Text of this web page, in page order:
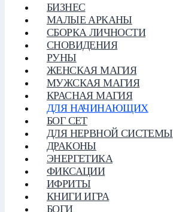
БИЗНЕС
МАЛЫЕ АРКАНЫ
СБОРКА ЛИЧНОСТИ
СНОВИДЕНИЯ
РУНЫ
ЖЕНСКАЯ МАГИЯ
МУЖСКАЯ МАГИЯ
КРАСНАЯ МАГИЯ
ДЛЯ НАЧИНАЮЩИХ
БОГ СЕТ
ДЛЯ НЕРВНОЙ СИСТЕМЫ
ДРАКОНЫ
ЭНЕРГЕТИКА
ФИКСАЦИИ
ИФРИТЫ
КНИГИ ИГРА
БОГИ